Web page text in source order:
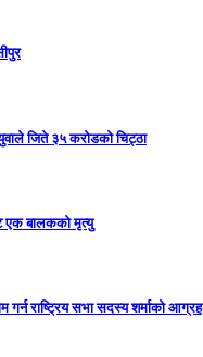
जिते ३५ करोडको चिट्ठा
एक बालकको मृत्यु
गर्न राष्ट्रिय सभा सदस्य शर्माको आग्रह